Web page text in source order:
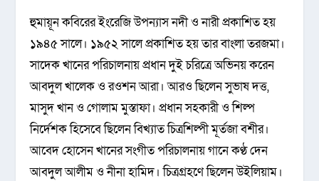
হুমায়ূন কবিরের ইংরেজি উপন্যাস নদী ও নারী প্রকাশিত হয়
১৯৪৫ সালে। ১৯৫২ সালে প্রকাশিত হয় তার বাংলা তরজমা।
সাদেক খানের পরিচালনায় প্রধান দুই চরিত্রে অভিনয় করেন
আবদুল খালেক ও রওশন আরা। আরও ছিলেন সুভাষ দত্ত,
মাসুদ খান ও গোলাম মুস্তাফা। প্রধান সহকারী ও শিল্প
নির্দেশক হিসেবে ছিলেন বিখ্যাত চিত্রশিল্পী মূর্তজা বশীর।
আবেদ হোসেন খানের সংগীত পরিচালনায় গানে কণ্ঠ দেন
আবদুল আলীম ও নীনা হামিদ। চিত্রগ্রহণে ছিলেন উইলিয়াম।